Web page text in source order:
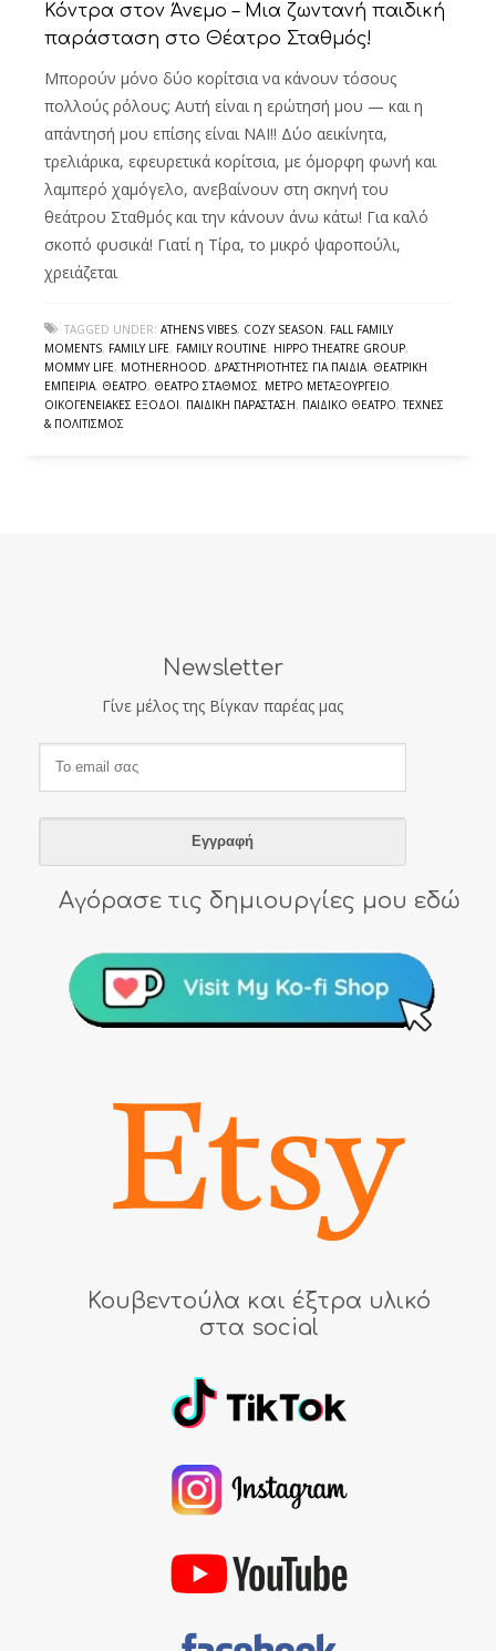
Κόντρα στον Άνεμο – Μια ζωντανή παιδική
παράσταση στο Θέατρο Σταθμός!
Μπορούν μόνο δύο κορίτσια να κάνουν τόσους
πολλούς ρόλους; Αυτή είναι η ερώτησή μου — και η
απάντησή μου επίσης είναι ΝΑΙ!! Δύο αεικίνητα,
τρελιάρικα, εφευρετικά κορίτσια, με όμορφη φωνή και
λαμπερό χαμόγελο, ανεβαίνουν στη σκηνή του
θεάτρου Σταθμός και την κάνουν άνω κάτω! Για καλό
σκοπό φυσικά! Γιατί η Τίρα, το μικρό ψαροπούλι,
χρειάζεται
TAGGED UNDER: ATHENS VIBES, COZY SEASON, FALL FAMILY
MOMENTS, FAMILY LIFE, FAMILY ROUTINE, HIPPO THEATRE GROUP,
MOMMY LIFE, MOTHERHOOD, ΔΡΑΣΤΗΡΙΌΤΗΤΕΣ ΓΙΑ ΠΑΙΔΙΆ, ΘΕΑΤΡΙΚΉ
ΕΜΠΕΙΡΊΑ, ΘΈΑΤΡΟ, ΘΈΑΤΡΟ ΣΤΑΘΜΌΣ, ΜΕΤΡΌ ΜΕΤΑΞΟΥΡΓΕΊΟ,
ΟΙΚΟΓΕΝΕΙΑΚΈΣ ΈΞΟΔΟΙ, ΠΑΙΔΙΚΉ ΠΑΡΆΣΤΑΣΗ, ΠΑΙΔΙΚΌ ΘΈΑΤΡΟ,ΤΈΧΝΕΣ
& ΠΟΛΙΤΙΣΜΌΣ
Newsletter
Γίνε μέλος της Βίγκαν παρέας μας
Αγόρασε τις δημιουργίες μου εδώ
Κουβεντούλα και έξτρα υλικό
στα social